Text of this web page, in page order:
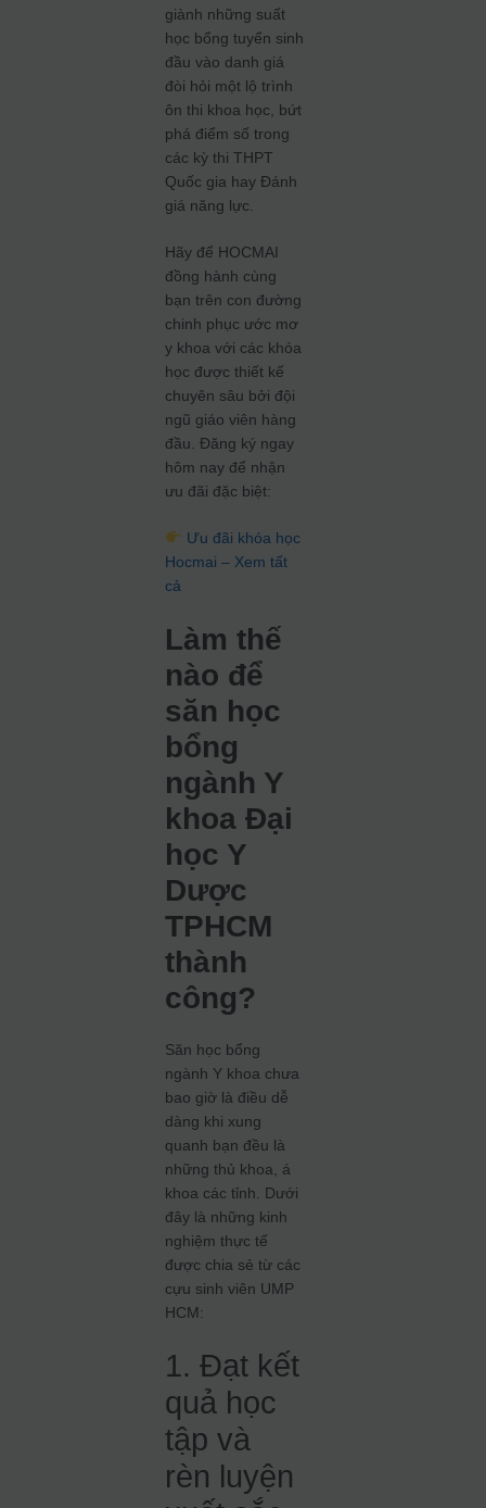
giành những suất
học bổng tuyển sinh
đầu vào danh giá
đòi hỏi một lộ trình
ôn thi khoa học, bứt
phá điểm số trong
các kỳ thi THPT
Quốc gia hay Đánh
giá năng lực.
Hãy để HOCMAI
đồng hành cùng
bạn trên con đường
chinh phục ước mơ
y khoa với các khóa
học được thiết kế
chuyên sâu bởi đội
ngũ giáo viên hàng
đầu. Đăng ký ngay
hôm nay để nhận
ưu đãi đặc biệt:
Ưu đãi khóa học
Hocmai – Xem tất
cả
Làm thế
nào để
săn học
bổng
ngành Y
khoa Đại
học Y
Dược
TPHCM
thành
công?
Săn học bổng
ngành Y khoa chưa
bao giờ là điều dễ
dàng khi xung
quanh bạn đều là
những thủ khoa, á
khoa các tỉnh. Dưới
đây là những kinh
nghiệm thực tế
được chia sẻ từ các
cựu sinh viên UMP
HCM:
1. Đạt kết
quả học
tập và
rèn luyện